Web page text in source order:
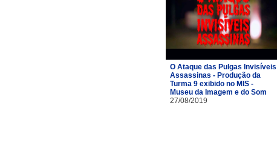
O Ataque das Pulgas Invisíveis
Assassinas - Produção da
Turma 9 exibido no MIS -
Museu da Imagem e do Som
27/08/2019